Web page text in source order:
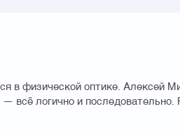
в физической оптике.
всё логично и